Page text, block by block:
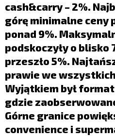
cash&carry– 2%.
górę minimalne ceny
ponad 9%. M
podskoczyły o blisko
przeszło 5%.
prawie we
Wyjątkiem był
gdzie
Górne granice
convenience i